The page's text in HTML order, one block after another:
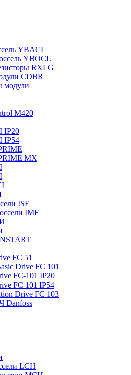
YBACL
YBOCL
RXLG
CDBR
модули
M420
IP20
IP54
MX
ISF
IMF
FC 51
Drive FC 101
FC-101 IP20
FC 101 IP54
Drive FC 103
Danfoss
LCH